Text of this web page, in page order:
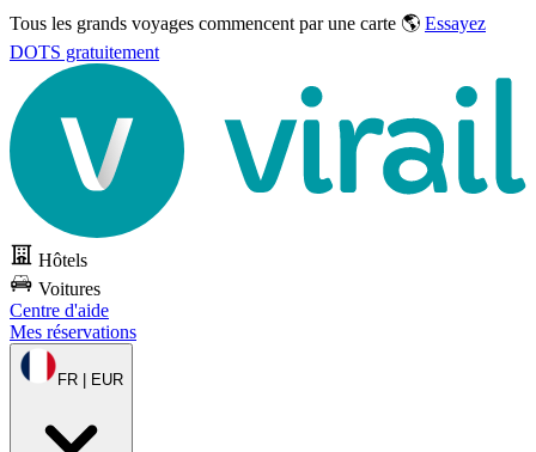
Tous les grands voyages commencent par une carte 🌎 Essayez
DOTS gratuitement
Hôtels
Voitures
Centre d'aide
Mes réservations
FR | EUR